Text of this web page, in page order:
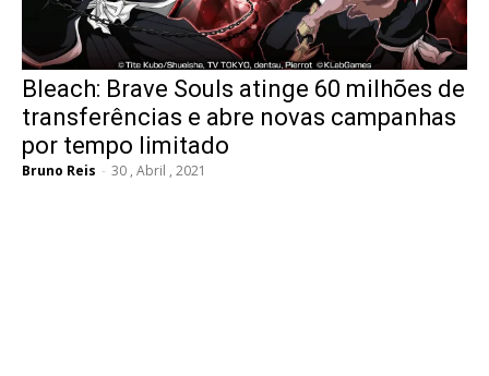
Bleach: Brave Souls atinge 60 milhões de
transferências e abre novas campanhas
por tempo limitado
Bruno Reis - 30 , Abril , 2021